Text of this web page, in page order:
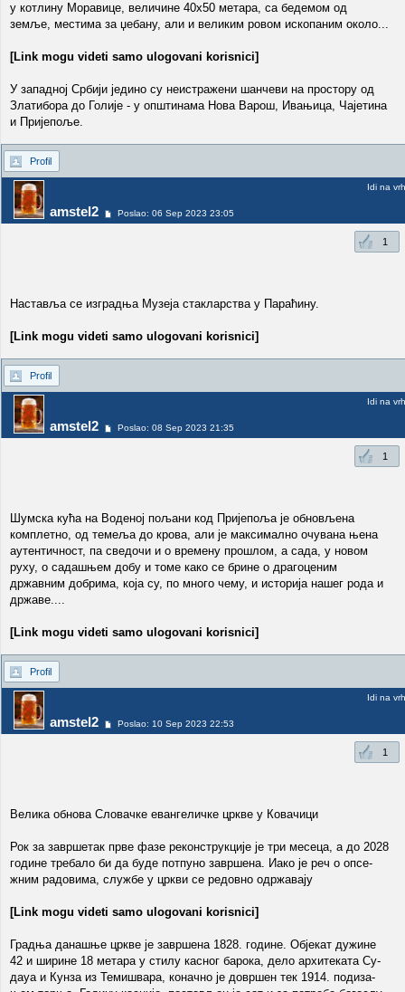
у котлину Моравице, величине 40x50 метара, са бедемом од
земље, местима за џебану, али и великим ровом ископаним около...
[Link mogu videti samo ulogovani korisnici]
У западној Србији једино су неистражени шанчеви на простору од
Златибора до Голије - у општинама Нова Варош, Ивањица, Чајетина
и Пријепоље.
Profil
amstel2 Poslao: 06 Sep 2023 23:05
Idi na vrh
1
Наставља се изградња Музеја стакларства у Параћину.
[Link mogu videti samo ulogovani korisnici]
Profil
amstel2 Poslao: 08 Sep 2023 21:35
Idi na vrh
1
Шумска кућа на Воденој пољани код Пријепоља је обновљена
комплетно, од темеља до крова, али је максимално очувана њена
аутентичност, па сведочи и о времену прошлом, а сада, у новом
руху, о садашњем добу и томе како се брине о драгоценим
државним добрима, која су, по много чему, и историја нашег рода и
државе....
[Link mogu videti samo ulogovani korisnici]
Profil
amstel2 Poslao: 10 Sep 2023 22:53
Idi na vrh
1
Ве­ли­ка об­но­ва Сло­вач­ке еван­ге­лич­ке цр­кве у Ко­ва­чи­ци
Рок за за­вр­ше­так пр­ве фа­зе ре­кон­струк­ци­је је три ме­се­ца, а до 2028
го­ди­не тре­ба­ло би да бу­де пот­пу­но за­вр­ше­на. Иако је реч о оп­се­
жним ра­до­ви­ма, слу­жбе у цр­кви се ре­дов­но одр­жа­ва­ју
[Link mogu videti samo ulogovani korisnici]
Град­ња да­на­шње цр­кве је за­вр­ше­на 1828. го­ди­не. Обје­кат ду­жи­не
42 и ши­ри­не 18 ме­та­ра у сти­лу ка­сног ба­ро­ка, де­ло ар­хи­те­ка­та Су­
даyа и Кун­за из Те­ми­шва­ра, ко­нач­но је до­вр­шен тек 1914. по­ди­за­